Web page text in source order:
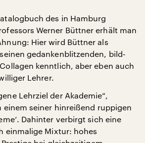
des in Hamburg
Werner Büttner erhält man
Hier wird Büttner als
gedankenblitzenden, bild-
kenntlich, aber eben auch
Lehrer.
Lehrziel der Akademie“,
seiner hinreißend ruppigen
Dahinter verbirgt sich eine
einmalige Mixtur: hohes